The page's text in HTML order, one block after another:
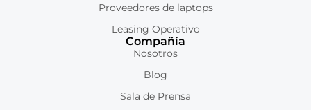
Proveedores de laptops
Leasing Operativo
Compañía
Nosotros
Blog
Sala de Prensa